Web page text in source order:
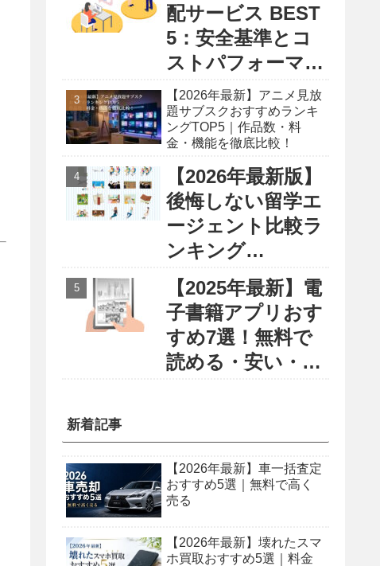
配サービス BEST
5：安全基準とコ
ストパフォーマン
ス徹底比較レポー
ト
【2026年最新】アニメ見放
題サブスクおすすめランキ
ングTOP5｜作品数・料
金・機能を徹底比較！
【2026年最新版】
後悔しない留学エ
ージェント比較ラ
ンキング
〜円安・物価高に
負けない賢い留学
選び〜
【2025年最新】電
子書籍アプリおす
すめ7選！無料で
読める・安い・使
新着記事
【2026年最新】車一括査定
おすすめ5選｜無料で高く
売る
【2026年最新】壊れたスマ
ホ買取おすすめ5選｜料金